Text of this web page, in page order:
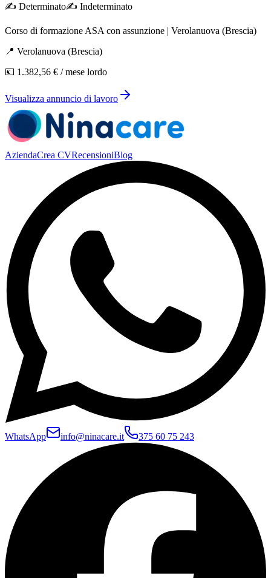
✍️ Determinato✍️ Indeterminato
Corso di formazione ASA con assunzione | Verolanuova (Brescia)
📍 Verolanuova (Brescia)
💶 1.382,56 € / mese lordo
Visualizza annuncio di lavoro
AziendaCrea CVRecensioniBlog
WhatsApp info@ninacare.it 375 60 75 243